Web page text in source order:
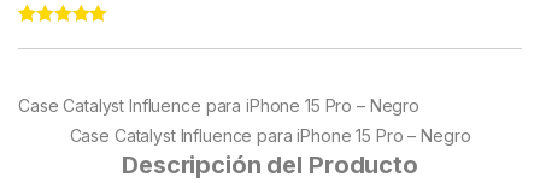
ratings
Case Catalyst Influence para iPhone 15 Pro – Negro
Case Catalyst Influence para iPhone 15 Pro – Negro
Descripción del Producto